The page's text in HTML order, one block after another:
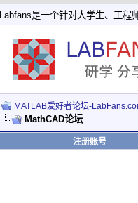
Labfans是一个针对大学生、工程
MATLAB爱好者论坛-
MathCAD论坛
注册账号